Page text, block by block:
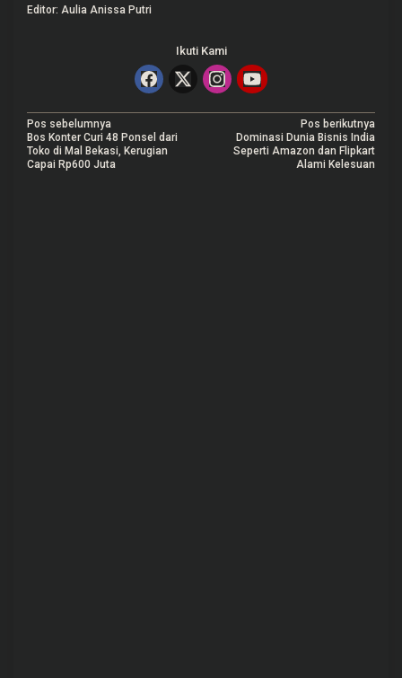
Editor: Aulia Anissa Putri
Ikuti Kami
N
a
Pos sebelumnya
Bos Konter Curi 48 Ponsel dari
Toko di Mal Bekasi, Kerugian
Capai Rp600 Juta
Pos berikutnya
Dominasi Dunia Bisnis India
Seperti Amazon dan Flipkart
Alami Kelesuan